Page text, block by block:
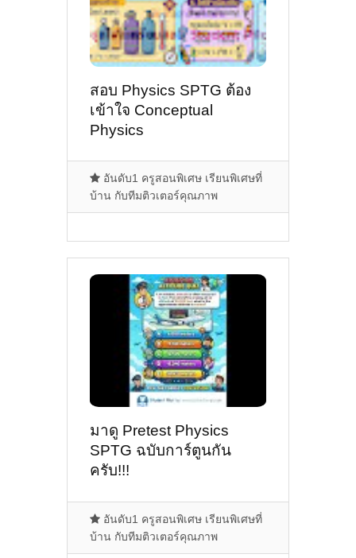
สอบ Physics SPTG ต้อง
เข้าใจ Conceptual
Physics
อันดับ1 ครูสอนพิเศษ เรียนพิเศษที่
บ้าน กับทีมติวเตอร์คุณภาพ
มาดู Pretest Physics
SPTG ฉบับการ์ตูนกัน
ครับ!!!
อันดับ1 ครูสอนพิเศษ เรียนพิเศษที่
บ้าน กับทีมติวเตอร์คุณภาพ